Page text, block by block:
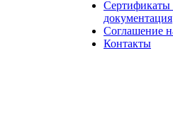
Сертификаты
документация
Соглашение
Контакты